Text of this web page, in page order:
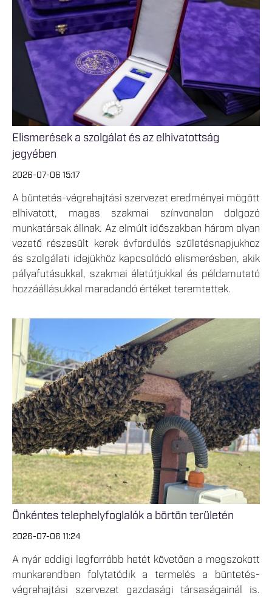
Elismerések a szolgálat és az elhivatottság
jegyében
2026-07-06 15:17
A büntetés-végrehajtási szervezet eredményei mögött
elhivatott, magas szakmai színvonalon dolgozó
munkatársak állnak. Az elmúlt időszakban három olyan
vezető részesült kerek évfordulós születésnapjukhoz
és szolgálati idejükhöz kapcsolódó elismerésben, akik
pályafutásukkal, szakmai életútjukkal és példamutató
hozzáállásukkal maradandó értéket teremtettek.
Önkéntes telephelyfoglalók a börtön területén
2026-07-06 11:24
A nyár eddigi legforróbb hetét követően a megszokott
munkarendben folytatódik a termelés a büntetés-
végrehajtási szervezet gazdasági társaságainál is.